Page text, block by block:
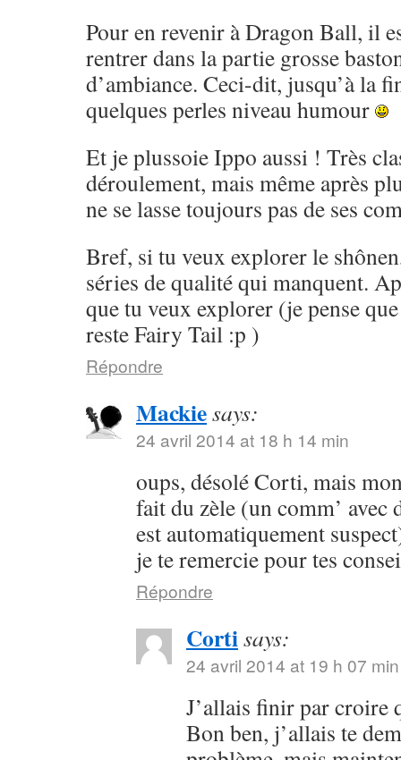
Pour en revenir à Dragon Ball, il
rentrer dans la partie grosse
d’ambiance. Ceci-dit, jusqu’à la
quelques perles niveau humour
Et je plussoie Ippo aussi ! Très
déroulement, mais même après
ne se lasse toujours pas de ses
Bref, si tu veux explorer le
séries de qualité qui manquent.
que tu veux explorer (je pense
reste Fairy Tail :p )
Répondre
Mackiesays:
24 avril 2014 at 18 h 14 min
oups, désolé Corti, mais
fait du zèle (un comm’ avec
est automatiquement
je te remercie pour tes
Répondre
Cortisays:
24 avril 2014 at 19 h 07 min
J’allais finir par croire
Bon ben, j’allais te